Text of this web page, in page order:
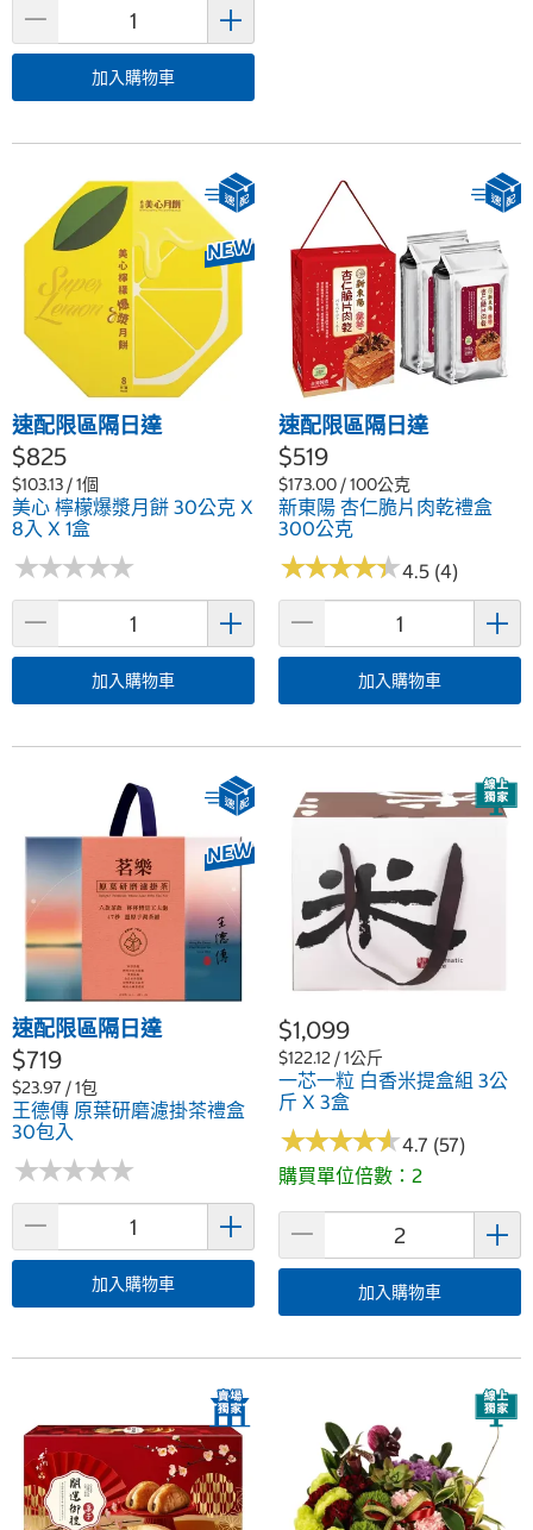
加入購物車
速配限區隔日達
$825
$103.13 / 1個
美心 檸檬爆漿月餅 30公克 X
8入 X 1盒
★★★★★
★★★★★
加入購物車
速配限區隔日達
$519
$173.00 / 100公克
新東陽 杏仁脆片肉乾禮盒
300公克
★★★★★
★★★★★4.5 (4)
加入購物車
速配限區隔日達
$719
$23.97 / 1包
王德傳 原葉研磨濾掛茶禮盒
30包入
★★★★★
★★★★★
加入購物車
$1,099
$122.12 / 1公斤
一芯一粒 白香米提盒組 3公
斤 X 3盒
★★★★★
★★★★★4.7 (57)
購買單位倍數：2
加入購物車